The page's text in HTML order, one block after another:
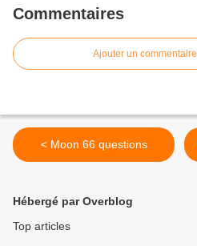
Commentaires
Ajouter un commentaire
< Moon 66 questions
Hébergé par Overblog
Top articles